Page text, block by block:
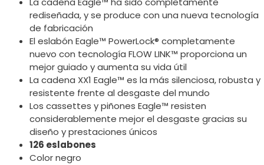
rediseñada, y se produce con una nueva tecnología
de fabricación
El eslabón Eagle™ PowerLock® completamente
nuevo con tecnología FLOW LINK™ proporciona un
mejor guiado y aumenta su vida útil
La cadena XX1 Eagle™ es la más silenciosa, robusta y
resistente frente al desgaste del mundo
Los cassettes y piñones Eagle™ resisten
considerablemente mejor el desgaste gracias su
diseño y prestaciones únicos
126 eslabones
Color negro